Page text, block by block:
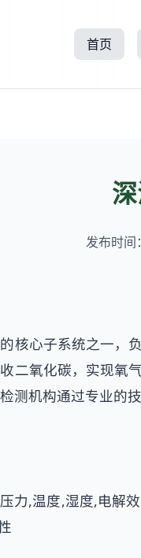
首页
发布时间
核心子系统之一，
二氧化碳，实现氧
测机构通过专业的
力,温度,湿度,电解